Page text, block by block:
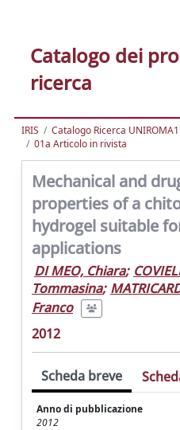
Catalogo dei
ricerca
IRIS Catalogo Ricerca UNIROMA1
01a Articolo in rivista
Mechanical and
properties of a
hydrogel suitable
applications
DI MEO, Chiara;
Tommasina;
Franco
2012
Scheda breve
Anno di pubblicazione
2012